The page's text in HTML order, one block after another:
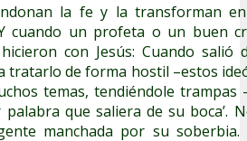
la fe y la transforman
cuando un profeta o un buen
con Jesús: Cuando salió
tratarlo de forma hostil –estos
temas, tendiéndole trampas
que saliera de su boca’.
manchada por su